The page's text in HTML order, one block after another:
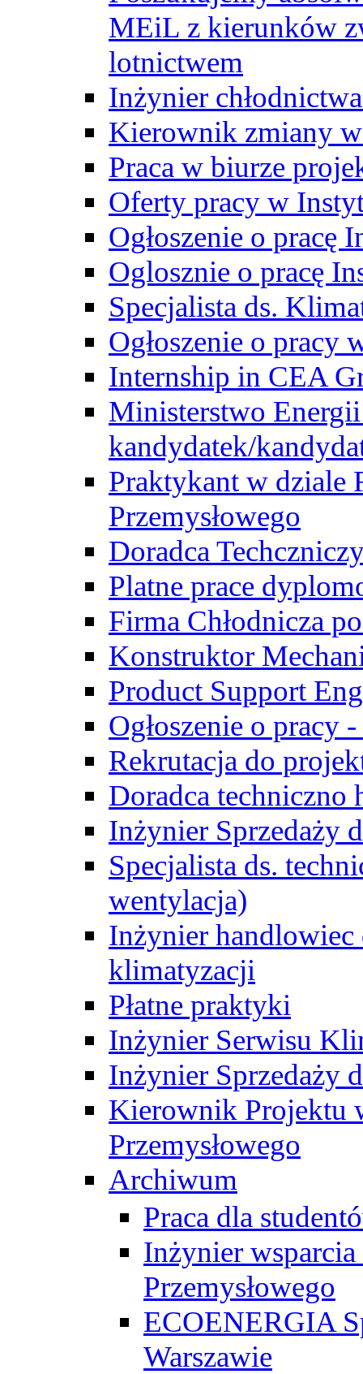
MEiL z kierunków
lotnictwem
Inżynier
Kierownik zmiany
Praca w biurze
Oferty pracy w
Ogłoszenie o pracę
Oglosznie o pracę
Specjalista ds.
Ogłoszenie o pracy
Internship in CEA
Ministerstwo
kandydatek/
Praktykant w dziale
Przemysłowego
Doradca
Platne prace
Firma Chłodnicza
Konstruktor
Product Support
Ogłoszenie o pracy
Rekrutacja do
Doradca techniczno
Inżynier Sprzedaży
Specjalista ds.
wentylacja)
Inżynier handlowiec
klimatyzacji
Płatne praktyki
Inżynier Serwisu
Inżynier Sprzedaży
Kierownik Projektu
Przemysłowego
Archiwum
Praca dla
Inżynier wsparcia
Przemysłowego
ECOENERGIA
Warszawie